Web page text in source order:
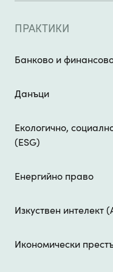
ПРАКТИКИ
Банково и
Данъци
Екологично,
(ESG)
Енергийно право
Изкуствен интелект
Икономически